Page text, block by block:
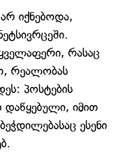
იქნებოდა,
რასაც
რეალობას
პოსტების
დაწყებული, იმით
ესენი